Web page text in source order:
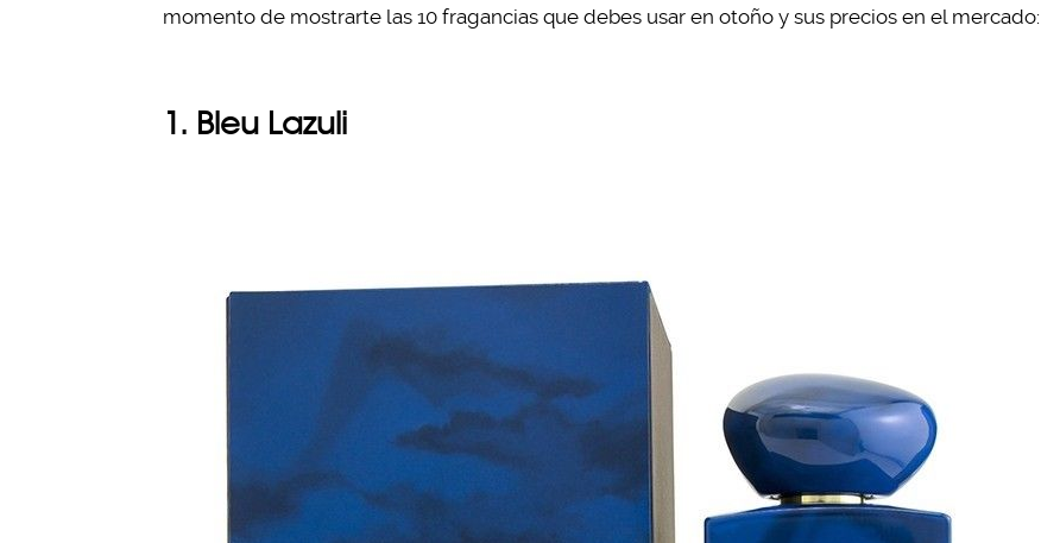
momento de mostrarte las 10 fragancias que debes usar en otoño y sus precios en el mercado:
1. Bleu Lazuli